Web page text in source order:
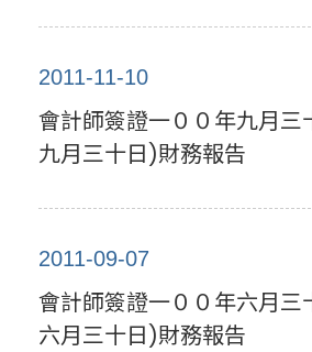
2011-11-10
會計師簽證一００年九月
九月三十日)財務報告
2011-09-07
會計師簽證一００年六月
六月三十日)財務報告